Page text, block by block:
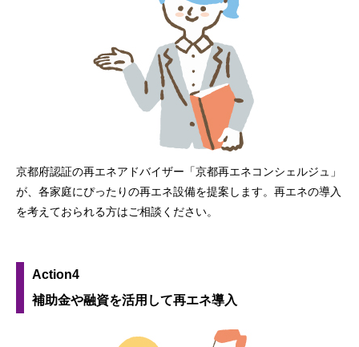
京都府認証の再エネアドバイザー「京都再エネコンシェルジュ」
が、各家庭にぴったりの再エネ設備を提案します。再エネの導入
を考えておられる方はご相談ください。
Action4
補助金や融資を活用して再エネ導入